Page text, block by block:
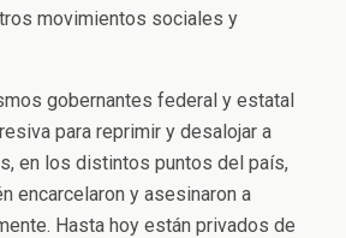
movimientos sociales y
gobernantes federal y estatal
para reprimir y desalojar a
en los distintos puntos del país,
encarcelaron y asesinaron a
Hasta hoy están privados de